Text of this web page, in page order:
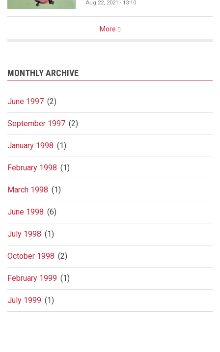
Aug 22, 2021 - 13:10
More
MONTHLY ARCHIVE
June 1997 (2)
September 1997 (2)
January 1998 (1)
February 1998 (1)
March 1998 (1)
June 1998 (6)
July 1998 (1)
October 1998 (2)
February 1999 (1)
July 1999 (1)